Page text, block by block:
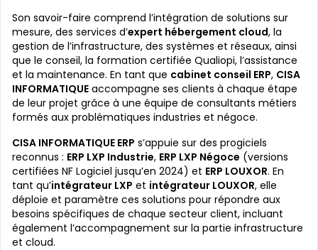
Son savoir-faire comprend l’intégration de solutions sur
mesure, des services d’expert hébergement cloud, la
gestion de l’infrastructure, des systèmes et réseaux, ainsi
que le conseil, la formation certifiée Qualiopi, l’assistance
et la maintenance. En tant que cabinet conseil ERP, CISA
INFORMATIQUE accompagne ses clients à chaque étape
de leur projet grâce à une équipe de consultants métiers
formés aux problématiques industries et négoce.
CISA INFORMATIQUE ERP s’appuie sur des progiciels
reconnus : ERP LXP Industrie, ERP LXP Négoce (versions
certifiées NF Logiciel jusqu’en 2024) et ERP LOUXOR. En
tant qu’intégrateur LXP et intégrateur LOUXOR, elle
déploie et paramètre ces solutions pour répondre aux
besoins spécifiques de chaque secteur client, incluant
également l’accompagnement sur la partie infrastructure
et cloud.